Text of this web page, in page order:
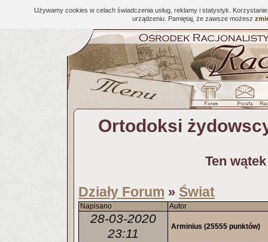
Używamy cookies w celach świadczenia usług, reklamy i statystyk.
urządzeniu. Pamiętaj, że zawsze możesz
Ortodoksi
Ten
Działy Forum » Świat
Napisano Autor
28-03-2020
23:11
Arminius (25555 punktów)